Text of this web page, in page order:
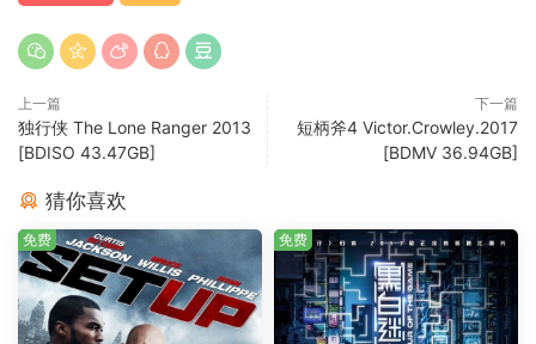
上一篇
独行侠 The Lone Ranger 2013
[BDISO 43.47GB]
下一篇
短柄斧4 Victor.Crowley.2017
[BDMV 36.94GB]
猜你喜欢
免费 免费